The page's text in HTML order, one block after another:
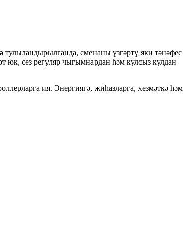
сменаны үзгәртү яки тәнәфес
юк, сез регуляр чыгымнардан һәм кулсыз кулдан
ия. Энергиягә, җиһазларга, хезмәткә һәм